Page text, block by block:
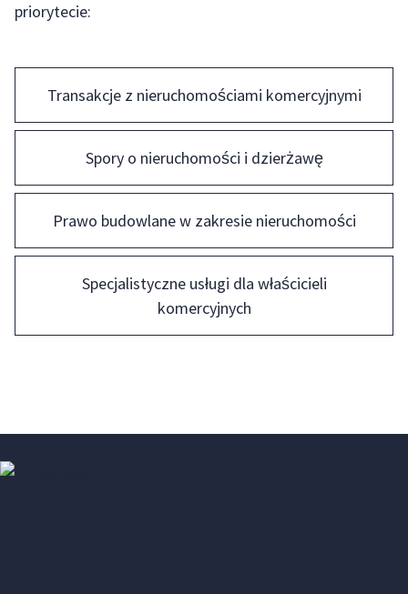
priorytecie:
Transakcje z nieruchomościami komercyjnymi
Spory o nieruchomości i dzierżawę
Prawo budowlane w zakresie nieruchomości
Specjalistyczne usługi dla właścicieli
komercyjnych